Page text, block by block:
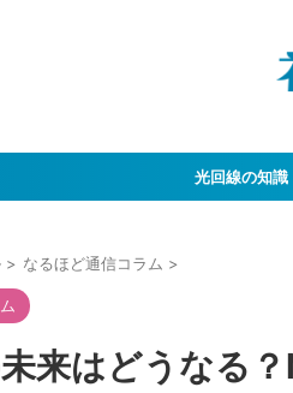
光回線の知識
> なるほど通信コラム >
来はどうなる